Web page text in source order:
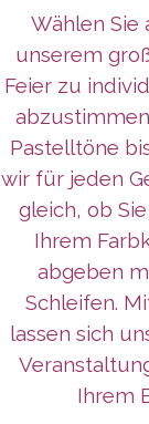
Wählen Sie
unserem
Feier zu
Pastelltöne
wir für jeden
gleich, ob
Ihrem
abgeben
Schleifen.
lassen sich
Ihrem